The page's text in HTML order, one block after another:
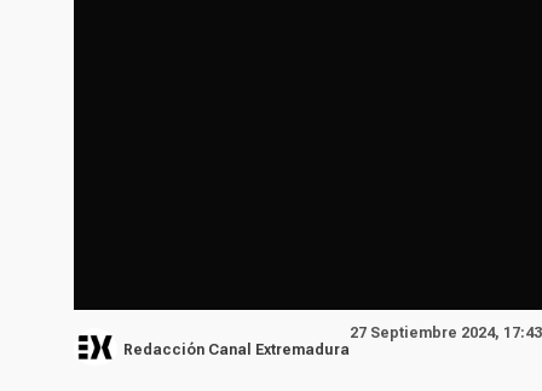
Redacción Canal Extremadura
27 Septiembre 2024,